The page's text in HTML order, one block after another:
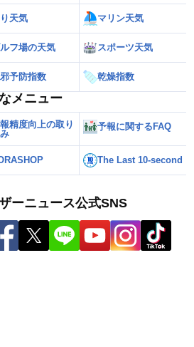
世界の雨雲レーダー
天気 マリン天気
フ場の天気 スポーツ天気
予防指数 乾燥指数
メニュー
精度向上の取り
予報に関するFAQ
The Last 10-second
ーニュース公式SNS